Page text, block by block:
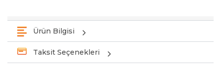
Ürün Bilgisi
Taksit Seçenekleri